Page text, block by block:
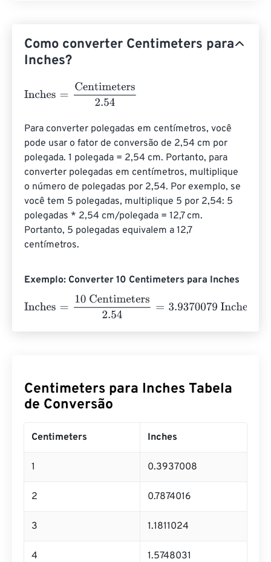
Como converter Centimeters para
Inches?
Inches Centimeters2.54
Para converter polegadas em centímetros, você
pode usar o fator de conversão de 2,54 cm por
polegada. 1 polegada = 2,54 cm. Portanto, para
converter polegadas em centímetros, multiplique
o número de polegadas por 2,54. Por exemplo, se
você tem 5 polegadas, multiplique 5 por 2,54: 5
polegadas * 2,54 cm/polegada = 12,7 cm.
Portanto, 5 polegadas equivalem a 12,7
centímetros.
Exemplo: Converter 10 Centimeters para Inches
Inches
10 Centimeters2.54= 3.9370079 Inches
Centimeters para Inches Tabela
de Conversão
Centimeters Inches
1 0.3937008
2 0.7874016
3 1.1811024
4 1.5748031